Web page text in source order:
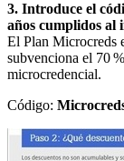
3. Introduce el
años cumplidos al
El Plan Microcreds
subvenciona el 70
microcredencial.
Código: